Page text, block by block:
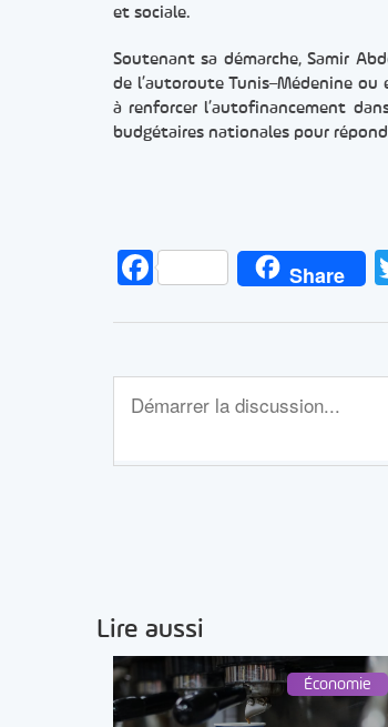
et sociale.
Soutenant sa démarche, Samir
de l’autoroute Tunis–Médenine
à renforcer l’autofinancement
budgétaires nationales pour
FacebookShare
Lire aussi
Économie